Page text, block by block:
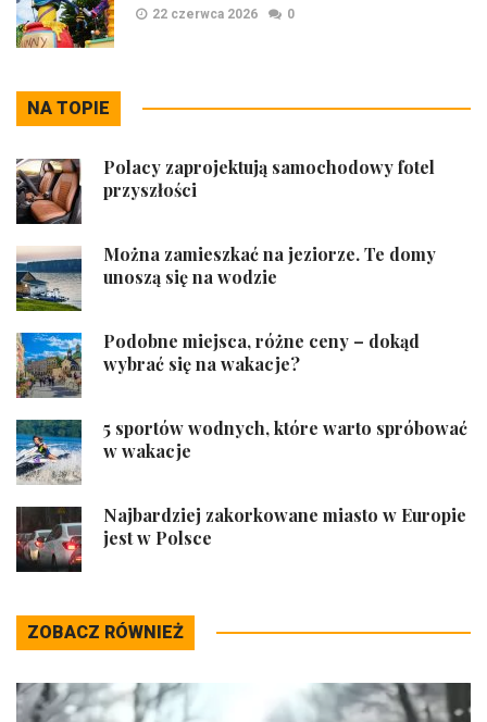
22 czerwca 2026 0
NA TOPIE
Polacy zaprojektują samochodowy fotel
przyszłości
Można zamieszkać na jeziorze. Te domy
unoszą się na wodzie
Podobne miejsca, różne ceny – dokąd
wybrać się na wakacje?
5 sportów wodnych, które warto spróbować
w wakacje
Najbardziej zakorkowane miasto w Europie
jest w Polsce
ZOBACZ RÓWNIEŻ